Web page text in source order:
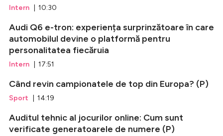
Intern | 10:30
Audi Q6 e-tron: experiența surprinzătoare în care
automobilul devine o platformă pentru
personalitatea fiecăruia
Intern | 17:51
Când revin campionatele de top din Europa? (P)
Sport | 14:19
Auditul tehnic al jocurilor online: Cum sunt
verificate generatoarele de numere (P)